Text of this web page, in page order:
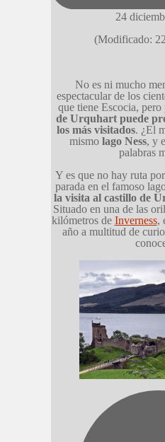
24
(Modificado:
No es ni mucho
espectacular de los
que tiene Escocia, pero
de Urquhart puede
los más visitados. ¿El
mismo lago Ness, y
palabras
Y es que no hay ruta
parada en el famoso
la visita al castillo de
Situado en una de las
kilómetros de Inverness,
año a multitud de